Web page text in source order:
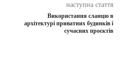
наступна стаття
Використання сланцю в
архітектурі приватних будинків і
сучасних проєктів